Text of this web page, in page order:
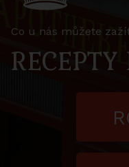
Co u nás můžete